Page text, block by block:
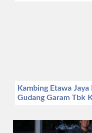
Kambing Etawa
Gudang Garam Tbk